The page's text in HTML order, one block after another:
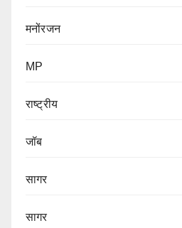
मनोंरजन
MP
राष्ट्रीय
जॉब
सागर
सागर